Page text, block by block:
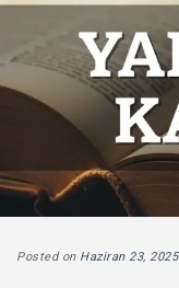
Posted on Haziran 23, 2025